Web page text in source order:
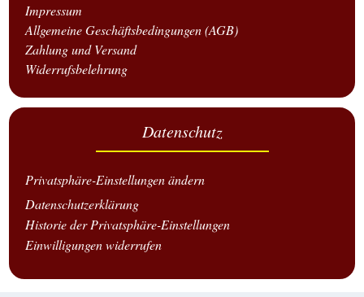
Impressum
Allgemeine Geschäftsbedingungen (AGB)
Zahlung und Versand
Widerrufsbelehrung
Datenschutz
Privatsphäre-Einstellungen ändern
Datenschutzerklärung
Historie der Privatsphäre-Einstellungen
Einwilligungen widerrufen